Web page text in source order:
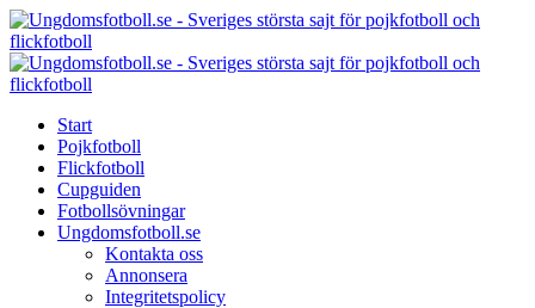
Menu
Search
Menu
Start
Pojkfotboll
Flickfotboll
Cupguiden
Fotbollsövningar
Ungdomsfotboll.se
Kontakta oss
Annonsera
Integritetspolicy